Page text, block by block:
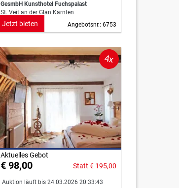
GesmbH Kunsthotel Fuchspalast
St. Veit an der Glan Kärnten
Angebotsnr.: 6753
Jetzt bieten
4x
Aktuelles Gebot
€ 98,00 Statt € 195,00
Auktion läuft bis 24.03.2026 20:33:43